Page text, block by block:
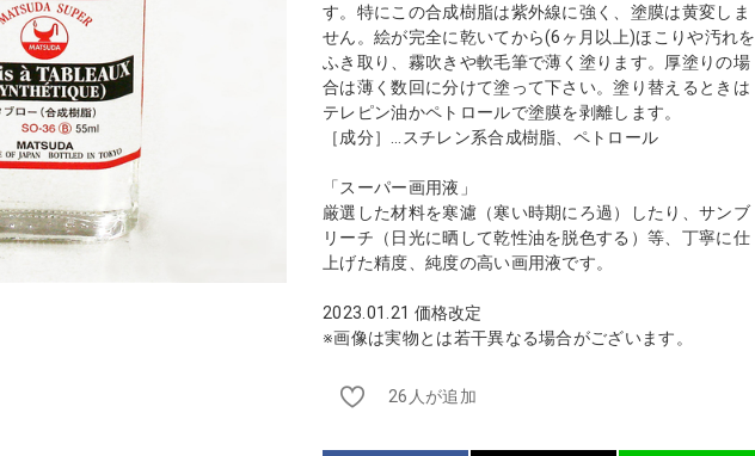
す。特にこの合成樹脂は紫外線に強く、塗膜は黄変しま
せん。絵が完全に乾いてから(6ヶ月以上)ほこりや汚れを
ふき取り、霧吹きや軟毛筆で薄く塗ります。厚塗りの場
合は薄く数回に分けて塗って下さい。塗り替えるときは
テレピン油かペトロールで塗膜を剥離します。
［成分］…スチレン系合成樹脂、ペトロール
「スーパー画用液」
厳選した材料を寒濾（寒い時期にろ過）したり、サンブ
リーチ（日光に晒して乾性油を脱色する）等、丁寧に仕
上げた精度、純度の高い画用液です。
2023.01.21 価格改定
※画像は実物とは若干異なる場合がございます。
26人が追加